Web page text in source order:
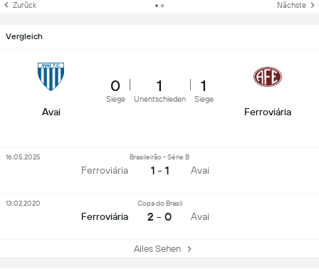
Zurück Nächste
Vergleich
Avai
0
Siege
1
Unentschieden
1
Siege
Ferroviária
Ferroviária
Brasileirão - Série B
1 - 1 Avai
16.05.2025
Ferroviária
Copa do Brasil
2 - 0 Avai
13.02.2020
Alles Sehen